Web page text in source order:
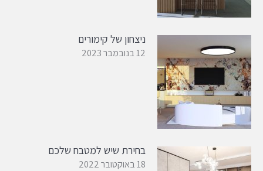
ניצחון של קימורים
12 בנובמבר 2023
בחירת שיש למטבח שלכם
18 באוקטובר 2022